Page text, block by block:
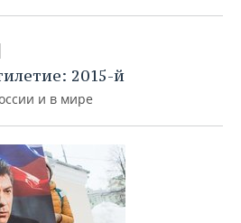
ПФО
2015-й
и в мире